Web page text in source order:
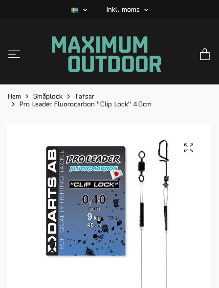
Inkl. moms
Hem Småplock
Tafsar
Pro Leader Fluorocarbon "Clip Lock" 40cm